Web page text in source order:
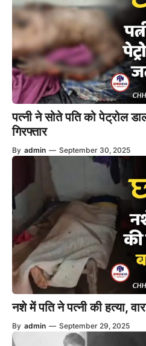
पत्नी ने सोते पति को पेट्रोल
गिरफ्तार
By admin — September 30, 2025
नशे में पति ने पत्नी की हत्या,
By admin — September 29, 2025